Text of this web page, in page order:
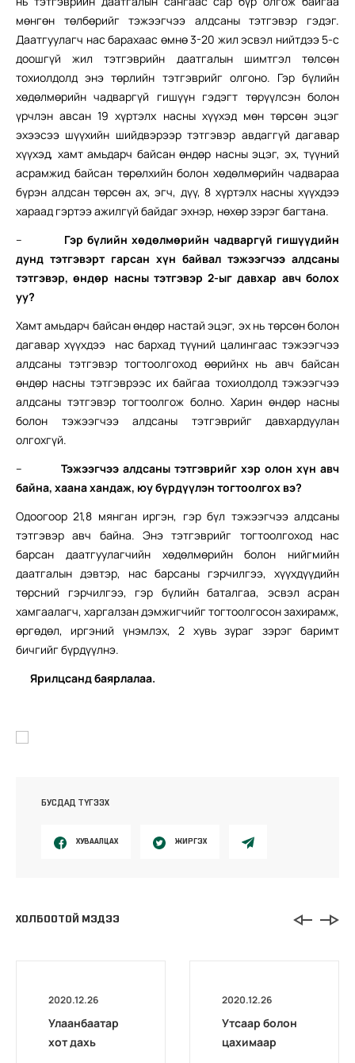
мөнгөн төлбөрийг тэжээгчээ алдсаны тэтгэвэр гэдэг.
Даатгуулагч нас барахаас өмнө 3-20 жил эсвэл нийтдээ 5-с
доошгүй жил тэтгэврийн даатгалын шимтгэл төлсөн
тохиолдолд энэ төрлийн тэтгэврийг олгоно. Гэр бүлийн
хөдөлмөрийн чадваргүй гишүүн гэдэгт төрүүлсэн болон
үрчлэн авсан 19 хүртэлх насны хүүхэд мөн төрсөн эцэг
эхээсээ шүүхийн шийдвэрээр тэтгэвэр авдаггүй дагавар
хүүхэд, хамт амьдарч байсан өндөр насны эцэг, эх, түүний
асрамжид байсан төрөлхийн болон хөдөлмөрийн чадвараа
бүрэн алдсан төрсөн ах, эгч, дүү, 8 хүртэлх насны хүүхдээ
хараад гэртээ ажилгүй байдаг эхнэр, нөхөр зэрэг багтана.
– Гэр бүлийн хөдөлмөрийн чадваргүй гишүүдийн
дунд тэтгэвэрт гарсан хүн байвал тэжээгчээ алдсаны
тэтгэвэр, өндөр насны тэтгэвэр 2-ыг давхар авч болох
уу?
Хамт амьдарч байсан өндөр настай эцэг, эх нь төрсөн болон
дагавар хүүхдээ нас бархад түүний цалингаас тэжээгчээ
алдсаны тэтгэвэр тогтоолгоход өөрийнх нь авч байсан
өндөр насны тэтгэврээс их байгаа тохиолдолд тэжээгчээ
алдсаны тэтгэвэр тогтоолгож болно. Харин өндөр насны
болон тэжээгчээ алдсаны тэтгэврийг давхардуулан
олгохгүй.
–Тэжээгчээ алдсаны тэтгэврийг хэр олон хүн авч
байна, хаана хандаж, юу бүрдүүлэн тогтоолгох вэ?
Одоогоор 21,8 мянган иргэн, гэр бүл тэжээгчээ алдсаны
тэтгэвэр авч байна. Энэ тэтгэврийг тогтоолгоход нас
барсан даатгуулагчийн хөдөлмөрийн болон нийгмийн
даатгалын дэвтэр, нас барсаны гэрчилгээ, хүүхдүүдийн
төрсний гэрчилгээ, гэр бүлийн баталгаа, эсвэл асран
хамгаалагч, харгалзан дэмжигчийг тогтоолгосон захирамж,
өргөдөл, иргэний үнэмлэх, 2 хувь зураг зэрэг баримт
бичгийг бүрдүүлнэ.
Ярилцсанд баярлалаа.
БУСДАД ТҮГЭЭХ
ХУВААЛЦАХ ЖИРГЭХ
ХОЛБООТОЙ МЭДЭЭ
2020.12.26
Улаанбаатар
хот дахь
2020.12.26
Утсаар болон
цахимаар